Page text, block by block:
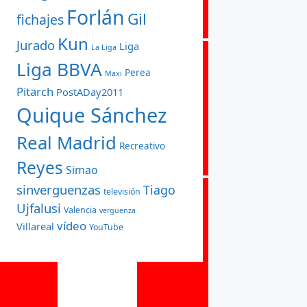
fichajes Forlán Gil
Jurado Kun La Liga Liga
Liga BBVA Maxi Perea
Pitarch PostADay2011
Quique Sánchez
Real Madrid Recreativo
Reyes Simao
sinverguenzas televisión Tiago
Ujfalusi Valencia verguenza
Villareal vídeo YouTube